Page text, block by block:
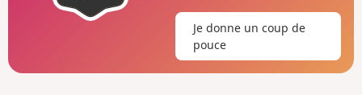
Je donne un coup de
pouce